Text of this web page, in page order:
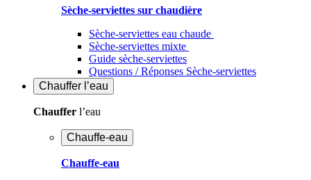
Sèche-serviettes sur chaudière
Sèche-serviettes eau chaude
Sèche-serviettes mixte
Guide sèche-serviettes
Questions / Réponses Sèche-serviettes
Chauffer l’eau
Chauffer l’eau
Chauffe-eau
Chauffe-eau